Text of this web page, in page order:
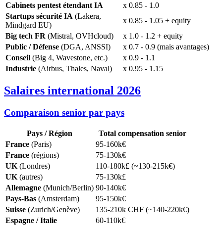
Cabinets pentest étendant IA
x 0.85 - 1.0
Startups sécurité IA (Lakera,
Mindgard EU)
x 0.85 - 1.05 + equity
Big tech FR (Mistral, OVHcloud)
x 1.0 - 1.2 + equity
Public / Défense (DGA, ANSSI)
x 0.7 - 0.9 (mais avantages)
Conseil (Big 4, Wavestone, etc.)
x 0.9 - 1.1
Industrie (Airbus, Thales, Naval) x 0.95 - 1.15
Salaires international 2026
Comparaison senior par pays
Pays / Région
Total compensation senior
France (Paris)
95-160k€
France (régions)
75-130k€
UK (Londres)
110-180k£ (~130-215k€)
UK (autres)
75-130k£
Allemagne (Munich/Berlin) 90-140k€
Pays-Bas (Amsterdam)
95-150k€
Suisse (Zurich/Genève)
135-210k CHF (~140-220k€)
Espagne / Italie
60-110k€